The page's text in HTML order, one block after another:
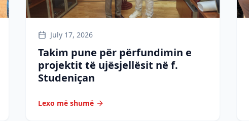
July 17, 2026
Takim pune për përfundimin e
projektit të ujësjellësit në f.
Studeniçan
Lexo më shumë